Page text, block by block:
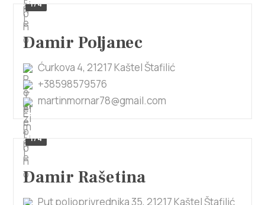
1/4
Damir Poljanec
Ćurkova 4, 21217 Kaštel Štafilić
+38598579576
martinmornar78@gmail.com
1/4
Damir Rašetina
Put poljoprivrednika 35, 21217 Kaštel Štafilić